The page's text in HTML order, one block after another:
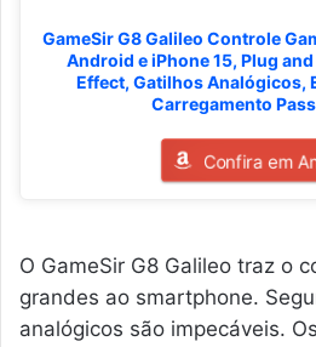
GameSir G8 Galileo Controle
Android e iPhone 15, Plug
Effect, Gatilhos Analógicos,
Carregamento
Confira em
O GameSir G8 Galileo traz o
grandes ao smartphone.
analógicos são impecáveis.